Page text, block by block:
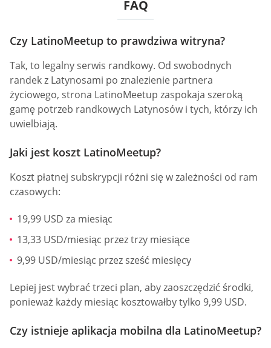
FAQ
Czy LatinoMeetup to prawdziwa witryna?
Tak, to legalny serwis randkowy. Od swobodnych
randek z Latynosami po znalezienie partnera
życiowego, strona LatinoMeetup zaspokaja szeroką
gamę potrzeb randkowych Latynosów i tych, którzy ich
uwielbiają.
Jaki jest koszt LatinoMeetup?
Koszt płatnej subskrypcji różni się w zależności od ram
czasowych:
19,99 USD za miesiąc
13,33 USD/miesiąc przez trzy miesiące
9,99 USD/miesiąc przez sześć miesięcy
Lepiej jest wybrać trzeci plan, aby zaoszczędzić środki,
ponieważ każdy miesiąc kosztowałby tylko 9,99 USD.
Czy istnieje aplikacja mobilna dla LatinoMeetup?